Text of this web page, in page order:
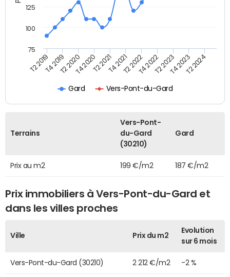
Gard Vers-Pont-du-Gard
T2 2019T4 2019T2 2020T4 2020T2 2021T4 2021T2 2022T4 2022T2 2023T4 2023T2 2024
75
100
125
Terrains
Vers-Pont-
du-Gard
(30210)
Gard
Prix au m2 199 €/m2 187 €/m2
Prix immobiliers à Vers-Pont-du-Gard et
dans les villes proches
Ville Prix du m2
Evolution
sur 6 mois
Vers-Pont-du-Gard (30210) 2 212 €/m2 -2 %